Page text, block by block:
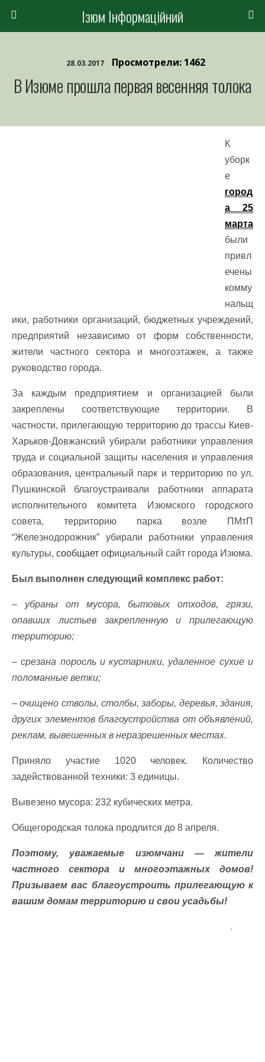
Ізюм Інформаційний
28.03.2017 Просмотрели: 1462
В Изюме прошла первая весенняя толока
К
уборк
е
город
а 25
марта
были
привл
ечены
комму
нальщ
ики, работники организаций, бюджетных учреждений,
предприятий независимо от форм собственности,
жители частного сектора и многоэтажек, а также
руководство города.
За каждым предприятием и организацией были
закреплены соответствующие территории. В
частности, прилегающую территорию до трассы Киев-
Харьков-Довжанский убирали работники управления
труда и социальной защиты населения и управления
образования, центральный парк и территорию по ул.
Пушкинской благоустраивали работники аппарата
исполнительного комитета Изюмского городского
совета, территорию парка возле ПМтП
“Железнодорожник” убирали работники управления
культуры, сообщает официальный сайт города Изюма.
Был выполнен следующий комплекс работ:
– убраны от мусора, бытовых отходов, грязи,
опавших листьев закрепленную и прилегающую
территорию;
– срезана поросль и кустарники, удаленное сухие и
поломанные ветки;
– очищено стволы, столбы, заборы, деревья, здания,
других элементов благоустройства от объявлений,
реклам, вывешенных в неразрешенных местах.
Приняло участие 1020 человек. Количество
задействованной техники: 3 единицы.
Вывезено мусора: 232 кубических метра.
Общегородская толока продлится до 8 апреля.
Поэтому, уважаемые изюмчани — жители
частного сектора и многоэтажных домов!
Призываем вас благоустроить прилегающую к
вашим домам территорию и свои усадьбы!
.